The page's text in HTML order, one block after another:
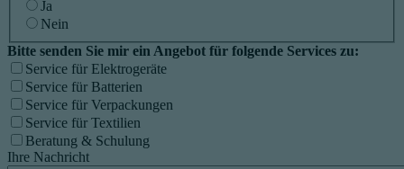
Ja
Nein
Bitte senden Sie mir ein Angebot für folgende Services zu:
Service für Elektrogeräte
Service für Batterien
Service für Verpackungen
Service für Textilien
Beratung & Schulung
Ihre Nachricht